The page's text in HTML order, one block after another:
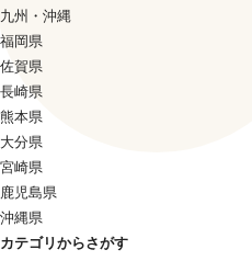
九州・沖縄
福岡県
佐賀県
長崎県
熊本県
大分県
宮崎県
鹿児島県
沖縄県
カテゴリからさがす